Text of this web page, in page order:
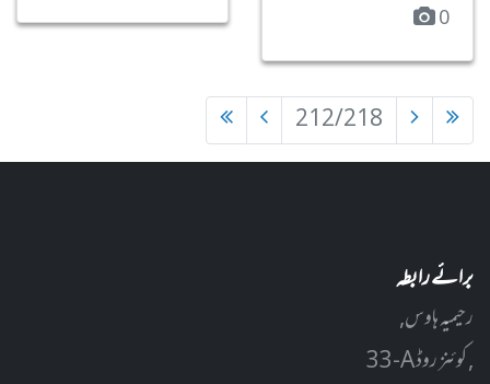
0
212/218
برائے رابطہ
رحیمیہ ہاوس,
33-A کوئنز روڈ ,